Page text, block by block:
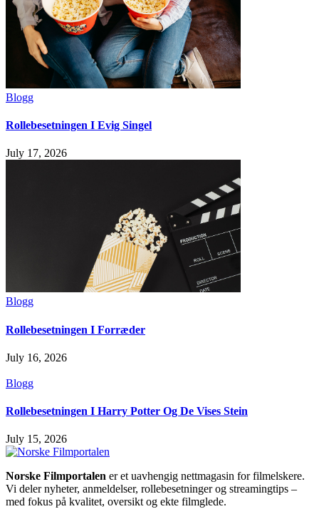
Blogg
Rollebesetningen I Evig Singel
July 17, 2026
Blogg
Rollebesetningen I Forræder
July 16, 2026
Blogg
Rollebesetningen I Harry Potter Og De Vises Stein
July 15, 2026
Norske Filmportalen er et uavhengig nettmagasin for filmelskere.
Vi deler nyheter, anmeldelser, rollebesetninger og streamingtips –
med fokus på kvalitet, oversikt og ekte filmglede.